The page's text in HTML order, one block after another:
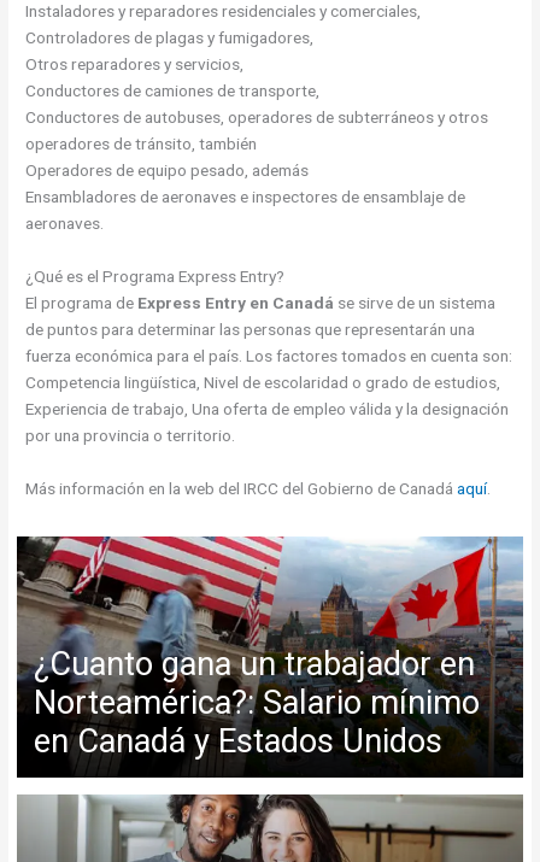
Instaladores y reparadores residenciales y comerciales,
Controladores de plagas y fumigadores,
Otros reparadores y servicios,
Conductores de camiones de transporte,
Conductores de autobuses, operadores de subterráneos y otros
operadores de tránsito, también
Operadores de equipo pesado, además
Ensambladores de aeronaves e inspectores de ensamblaje de
aeronaves.
¿Qué es el Programa Express Entry?
El programa de Express Entry en Canadá se sirve de un sistema
de puntos para determinar las personas que representarán una
fuerza económica para el país. Los factores tomados en cuenta son:
Competencia lingüística, Nivel de escolaridad o grado de estudios,
Experiencia de trabajo, Una oferta de empleo válida y la designación
por una provincia o territorio.
Más información en la web del IRCC del Gobierno de Canadáaquí.
¿Cuanto gana un trabajador en
Norteamérica?: Salario mínimo
en Canadá y Estados Unidos